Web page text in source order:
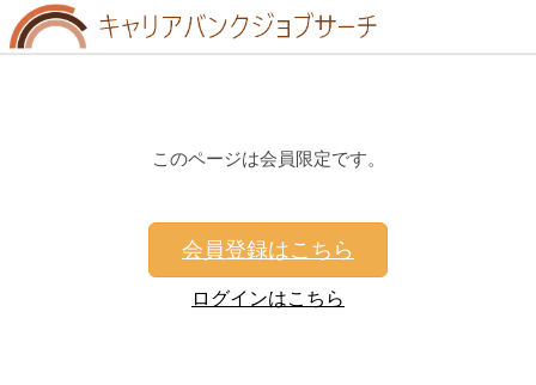
このページは会員限定です。
会員登録はこちら
ログインはこちら